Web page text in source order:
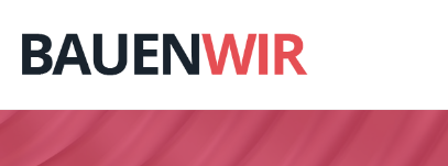
Inhalt
springen